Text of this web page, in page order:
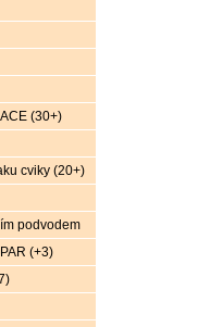
(30+)
cviky (20+)
podvodem
(+3)